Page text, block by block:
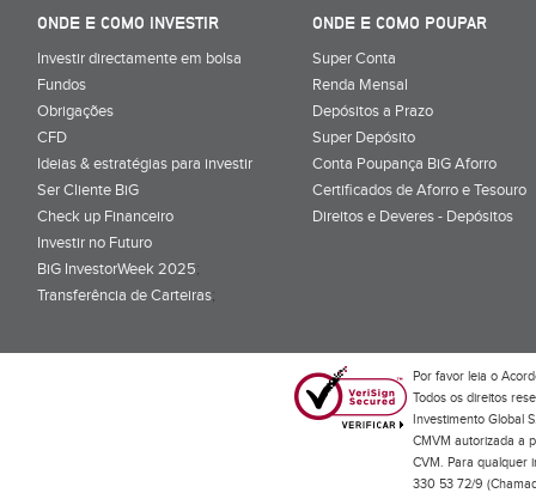
ONDE E COMO INVESTIR
Investir directamente em bolsa
Fundos
Obrigações
CFD
Ideias & estratégias para investir
Ser Cliente BiG
Check up Financeiro
Investir no Futuro
BiG InvestorWeek 2025;
Transferência de Carteiras;
ONDE E COMO POUPAR
Super Conta
Renda Mensal
Depósitos a Prazo
Super Depósito
Conta Poupança BiG Aforro
Certificados de Aforro e Tesouro
Direitos e Deveres - Depósitos
Por favor leia o
Todos os direitos
Investimento Global
CMVM autorizada a
CVM. Para qualquer
330 53 72/9